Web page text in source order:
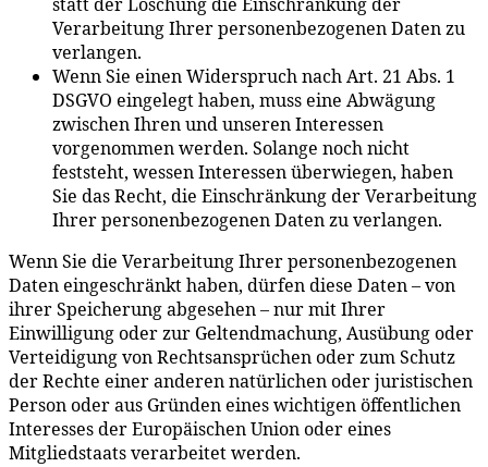
Verarbeitung Ihrer personenbezogenen Daten zu
verlangen.
Wenn Sie einen Widerspruch nach Art. 21 Abs. 1
DSGVO eingelegt haben, muss eine Abwägung
zwischen Ihren und unseren Interessen
vorgenommen werden. Solange noch nicht
feststeht, wessen Interessen überwiegen, haben
Sie das Recht, die Einschränkung der Verarbeitung
Ihrer personenbezogenen Daten zu verlangen.
Wenn Sie die Verarbeitung Ihrer personenbezogenen
Daten eingeschränkt haben, dürfen diese Daten – von
ihrer Speicherung abgesehen – nur mit Ihrer
Einwilligung oder zur Geltendmachung, Ausübung oder
Verteidigung von Rechtsansprüchen oder zum Schutz
der Rechte einer anderen natürlichen oder juristischen
Person oder aus Gründen eines wichtigen öffentlichen
Interesses der Europäischen Union oder eines
Mitgliedstaats verarbeitet werden.